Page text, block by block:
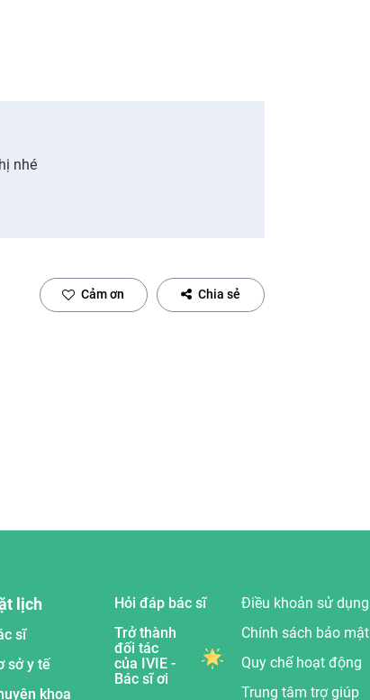
nhé
Cảm ơn Chia sẻ
lịch
sĩ
sở y tế
khoa
Hỏi đáp bác sĩ
Trở thành
đối tác
của IVIE -
Bác sĩ ơi
Điều khoản sử dụng
Chính sách bảo mật
Quy chế hoạt động
Trung tâm trợ giúp